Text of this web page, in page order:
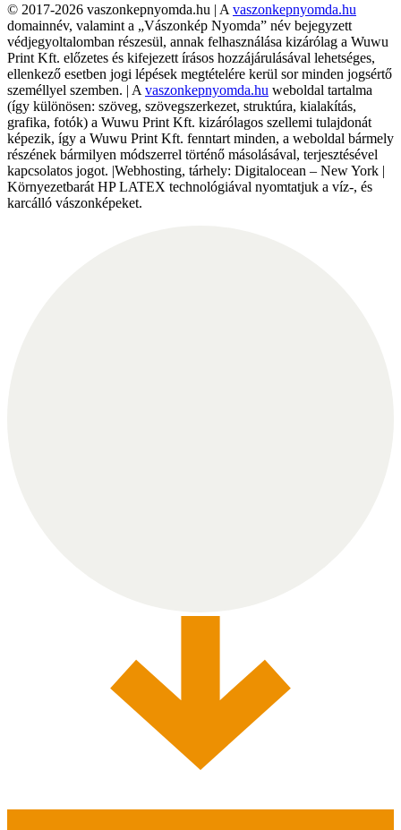
© 2017-2026 vaszonkepnyomda.hu | A vaszonkepnyomda.hu
domainnév, valamint a „Vászonkép Nyomda” név bejegyzett
védjegyoltalomban részesül, annak felhasználása kizárólag a Wuwu
Print Kft. előzetes és kifejezett írásos hozzájárulásával lehetséges,
ellenkező esetben jogi lépések megtételére kerül sor minden jogsértő
személlyel szemben. | A vaszonkepnyomda.hu weboldal tartalma
(így különösen: szöveg, szövegszerkezet, struktúra, kialakítás,
grafika, fotók) a Wuwu Print Kft. kizárólagos szellemi tulajdonát
képezik, így a Wuwu Print Kft. fenntart minden, a weboldal bármely
részének bármilyen módszerrel történő másolásával, terjesztésével
kapcsolatos jogot. |Webhosting, tárhely: Digitalocean – New York |
Környezetbarát HP LATEX technológiával nyomtatjuk a víz-, és
karcálló vászonképeket.